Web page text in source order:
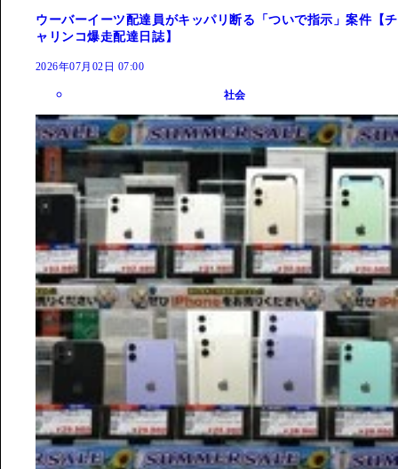
ウーバーイーツ配達員がキッパリ断る「ついで指示」案件【チ
ャリンコ爆走配達日誌】
2026年07月02日 07:00
社会